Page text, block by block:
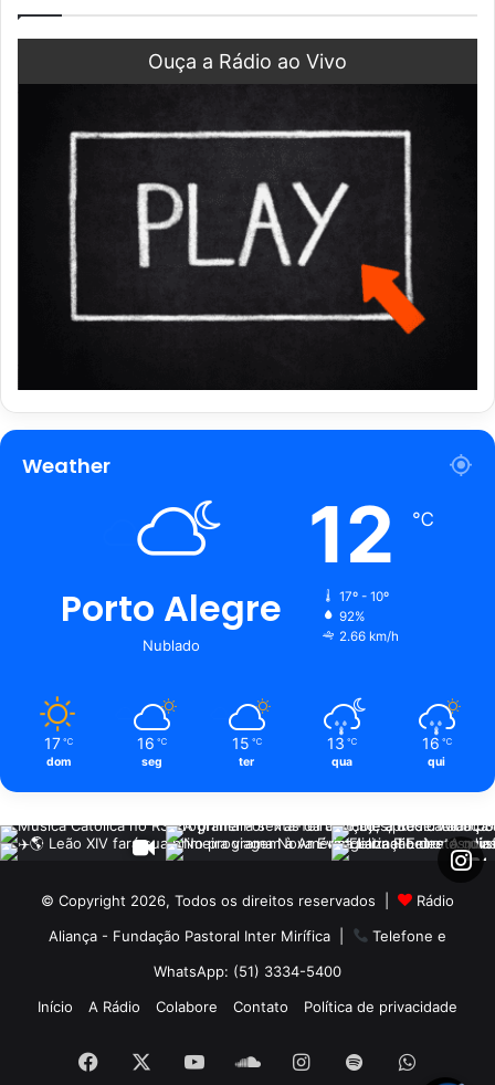
Ouça a Rádio ao Vivo
Weather
Porto Alegre
Nublado
12 ℃
17º - 10º
92%
2.66 km/h
17 ℃
dom
16 ℃
seg
15 ℃
ter
13 ℃
qua
16 ℃
qui
© Copyright 2026, Todos os direitos reservados |
Rádio
Aliança - Fundação Pastoral Inter Mirífica|
Telefone e
WhatsApp: (51) 3334-5400
Início
A Rádio Colabore Contato Política de privacidade
Facebook YouTubeSoundCloud
Instagram
Spotify